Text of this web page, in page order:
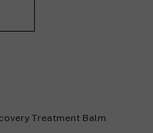
som oavbrutet förser
lager, kutikulan,
Treatment Balm